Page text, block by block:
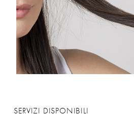
SERVIZI DISPONIBILI